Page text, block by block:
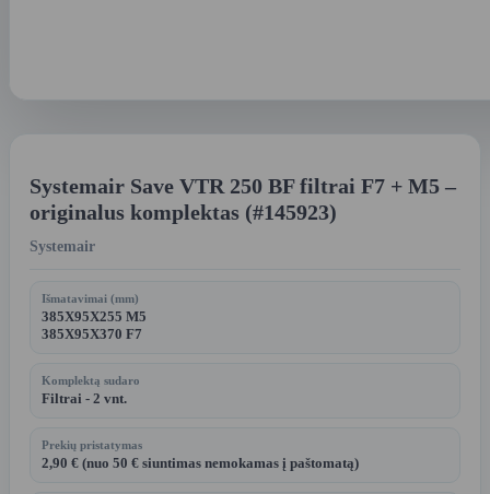
Systemair Save VTR 250 BF filtrai F7 + M5 –
originalus komplektas (#145923)
Systemair
Išmatavimai (mm)
385X95X255 M5
385X95X370 F7
Komplektą sudaro
Filtrai - 2 vnt.
Prekių pristatymas
2,90 € (nuo 50 € siuntimas nemokamas į paštomatą)